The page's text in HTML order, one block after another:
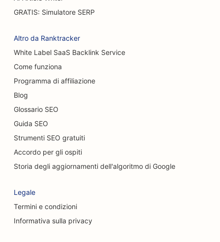
SEO per pasticcerie
SEO per gli autolavaggi
SEO per concessionari di auto
SEO per i servizi di pulizia
SEO per chiropratici
SEO per i servizi di peeling chimico
SEO per chirurghi cranio-facciali
SEO per le caffetterie
GRATIS: Simulatore SERP
Altro da Ranktracker
White Label SaaS Backlink Service
Come funziona
Programma di affiliazione
Blog
Glossario SEO
Guida SEO
Strumenti SEO gratuiti
Accordo per gli ospiti
Storia degli aggiornamenti dell'algoritmo di Google
Legale
Termini e condizioni
Informativa sulla privacy